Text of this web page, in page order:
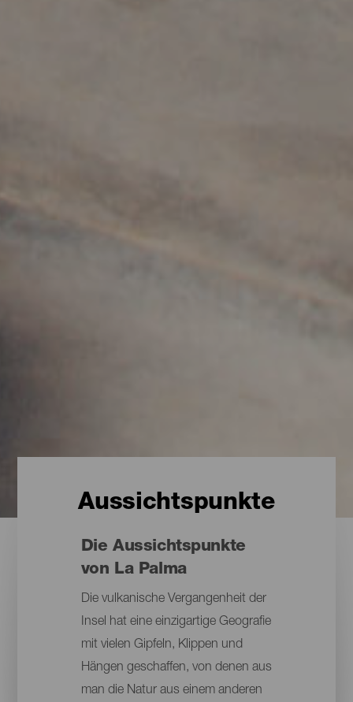
Aussichtspunkte
Die Aussichtspunkte
von La Palma
Die vulkanische Vergangenheit der
Insel hat eine einzigartige Geografie
mit vielen Gipfeln, Klippen und
Hängen geschaffen, von denen aus
man die Natur aus einem anderen